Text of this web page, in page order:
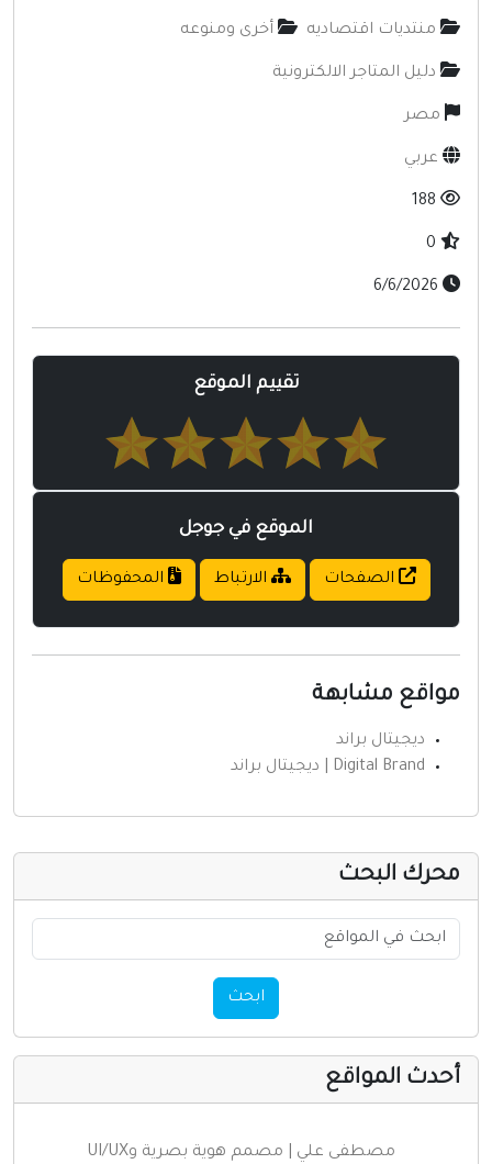
منتديات اقتصاديه أخرى ومنوعه
دليل المتاجر الالكترونية
مصر
عربي
تقييم الموقع
الموقع في جوجل
الصفحات الارتباط المحفوظات
مشابهة
ديجيتال براند
البحث
المواقع
مصطفى علي | مصمم هوية بصرية وUI/UX